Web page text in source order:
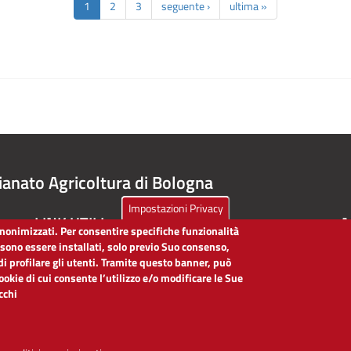
1 2 3 seguente › ultima »
Agricoltura di Bologna
LINK UTILI
Dichiarazione di accessibilità
Obiettivi di accessibilità
Impostazioni Privacy
Per consentire specifiche funzionalità
essere installati, solo previo Suo consenso,
profilare gli utenti. Tramite questo banner, può
di cui consente l’utilizzo e/o modificare le Sue